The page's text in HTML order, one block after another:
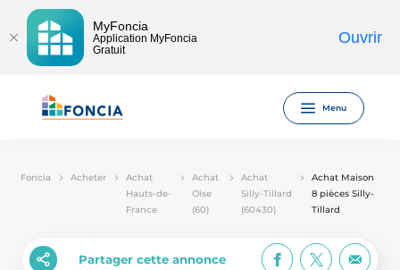
MyFoncia
Application MyFoncia
Gratuit
Ouvrir
Menu
Foncia Acheter
Achat
Hauts-de-
France
Achat
Oise
(60)
Achat
Silly-Tillard
(60430)
Achat Maison
8 pièces Silly-
Tillard
Partager cette annonce